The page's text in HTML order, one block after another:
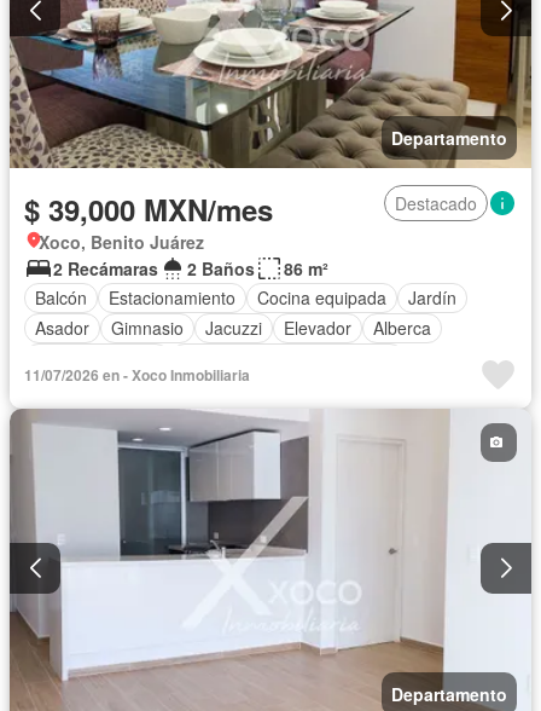
Departamento
$ 39,000 MXN/mes
Destacado
Xoco, Benito Juárez
2 Recámaras
2 Baños
86 m²
Balcón
Estacionamiento Cocina equipada
Jardín
Asador
Gimnasio Jacuzzi Elevador
Alberca
11/07/2026 en - Xoco Inmobiliaria
Departamento